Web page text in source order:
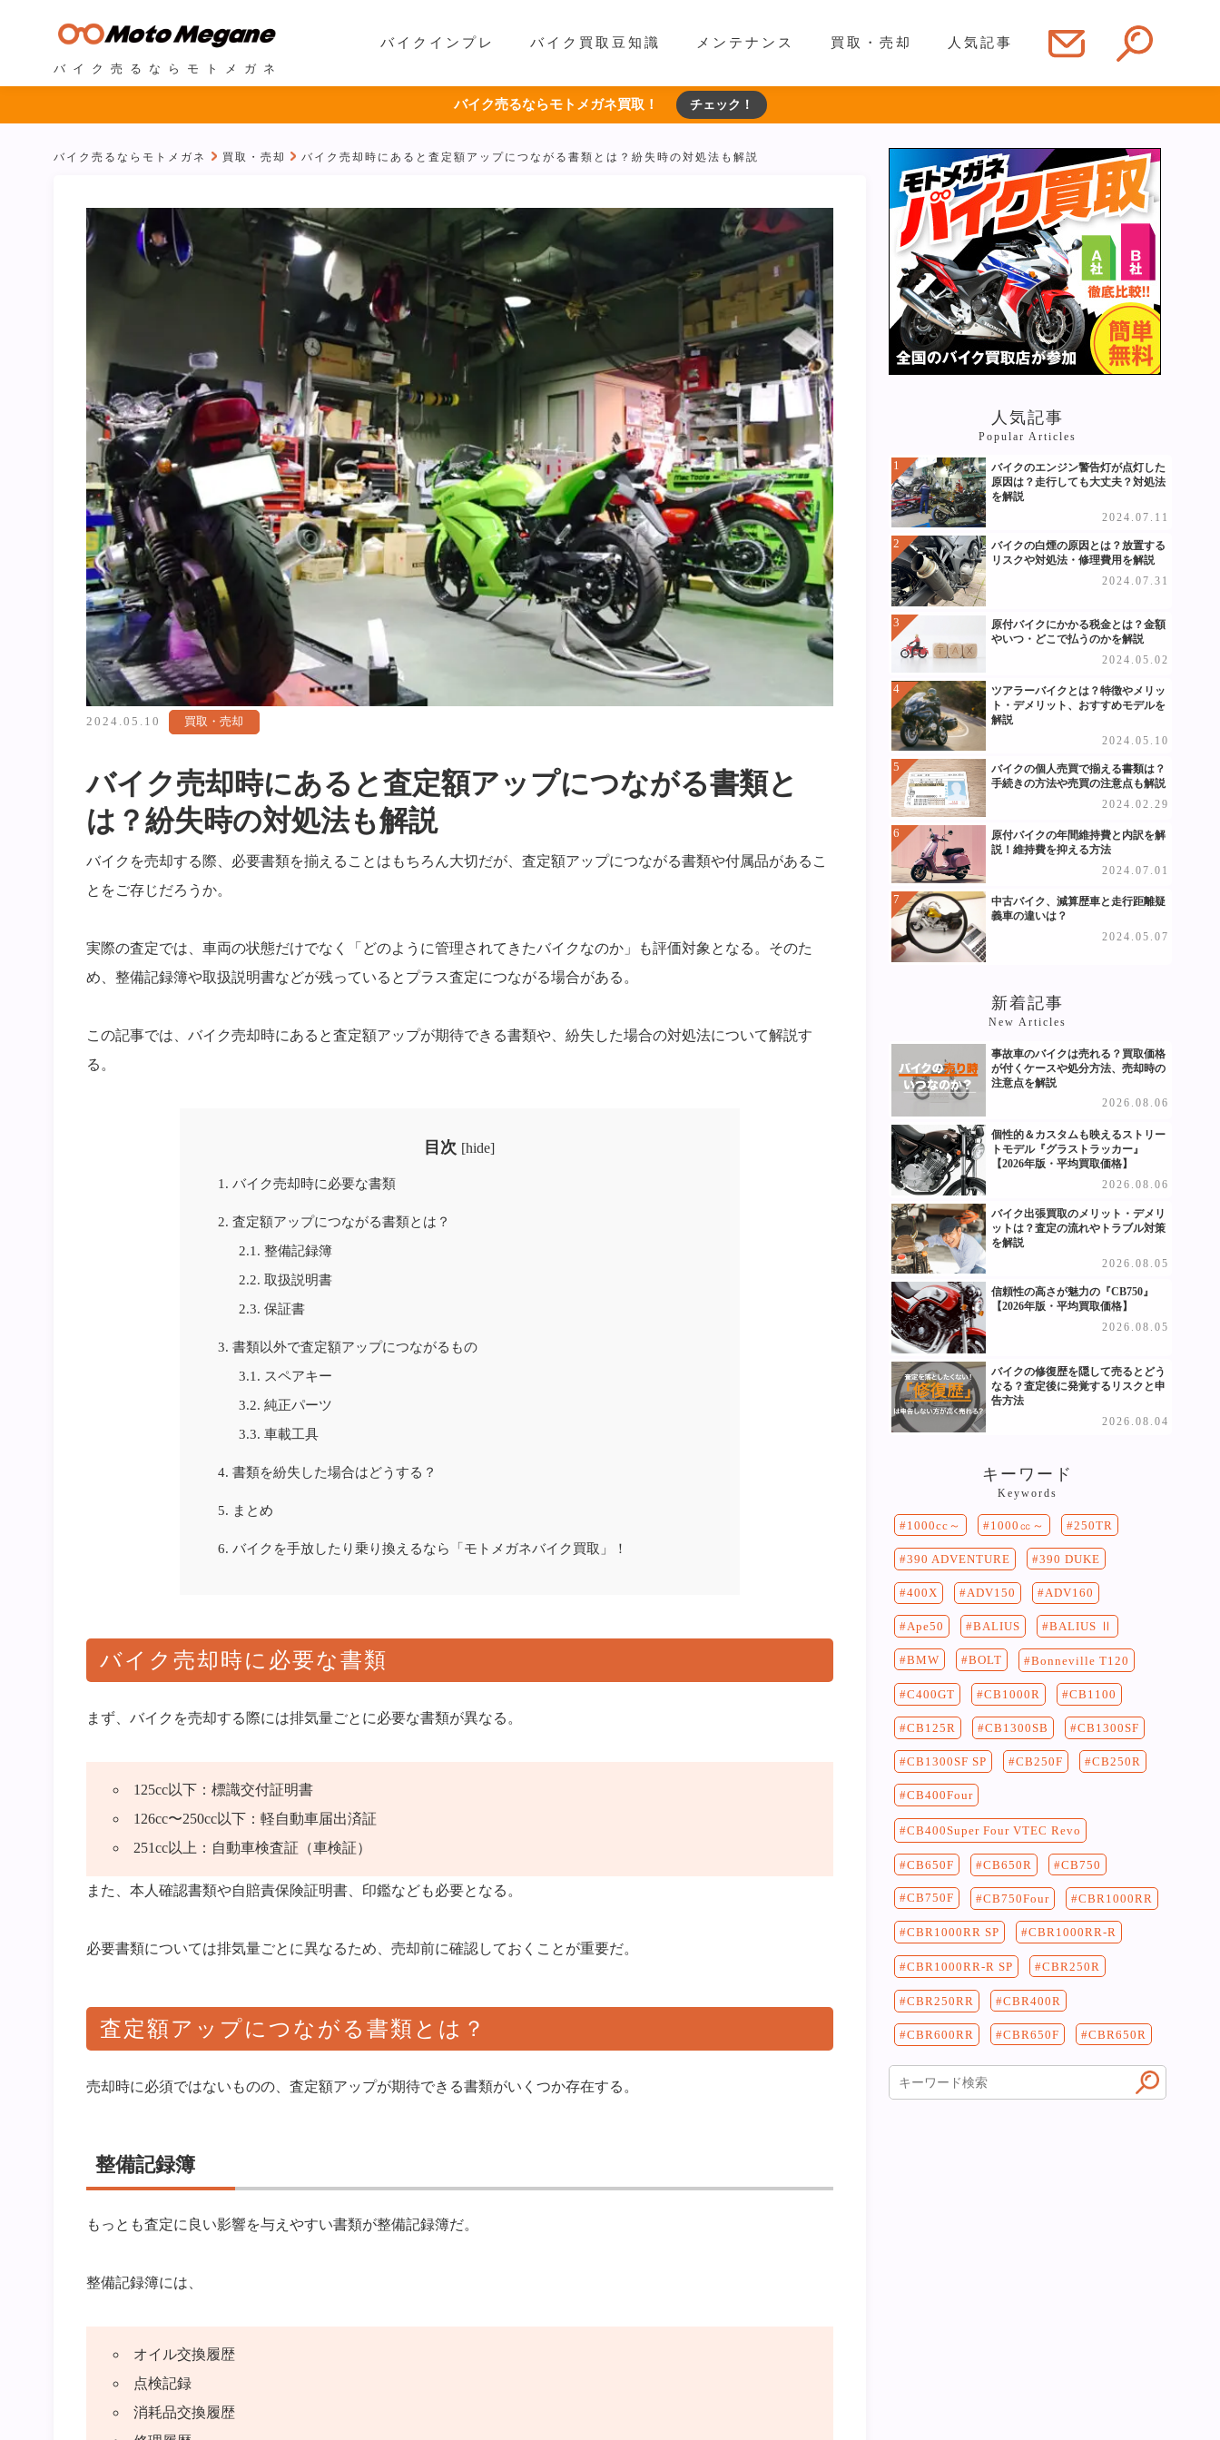
バイク売るならモトメガネ
バイクインプレ バイク買取豆知識 メンテナンス 買取・売却 人気記事
バイク売るならモトメガネ買取！ チェック！
バイク売るならモトメガネ 買取・売却 バイク売却時にあると査定額アップにつながる書類とは？紛失時の対処法も解説
2024.05.10 買取・売却
バイク売却時にあると査定額アップにつながる書類と
は？紛失時の対処法も解説
バイクを売却する際、必要書類を揃えることはもちろん大切だが、査定額アップにつながる書類や付属品があるこ
とをご存じだろうか。
実際の査定では、車両の状態だけでなく「どのように管理されてきたバイクなのか」も評価対象となる。そのた
め、整備記録簿や取扱説明書などが残っているとプラス査定につながる場合がある。
この記事では、バイク売却時にあると査定額アップが期待できる書類や、紛失した場合の対処法について解説す
る。
目次 [hide]
1. バイク売却時に必要な書類
2. 査定額アップにつながる書類とは？
2.1. 整備記録簿
2.2. 取扱説明書
2.3. 保証書
3. 書類以外で査定額アップにつながるもの
3.1. スペアキー
3.2. 純正パーツ
3.3. 車載工具
4. 書類を紛失した場合はどうする？
5. まとめ
6. バイクを手放したり乗り換えるなら「モトメガネバイク買取」！
バイク売却時に必要な書類
まず、バイクを売却する際には排気量ごとに必要な書類が異なる。
125cc以下：標識交付証明書
126cc〜250cc以下：軽自動車届出済証
251cc以上：自動車検査証（車検証）
また、本人確認書類や自賠責保険証明書、印鑑なども必要となる。
必要書類については排気量ごとに異なるため、売却前に確認しておくことが重要だ。
査定額アップにつながる書類とは？
売却時に必須ではないものの、査定額アップが期待できる書類がいくつか存在する。
整備記録簿
もっとも査定に良い影響を与えやすい書類が整備記録簿だ。
整備記録簿には、
オイル交換履歴
点検記録
消耗品交換履歴
人気記事
Popular Articles
バイクのエンジン警告灯が点灯した
原因は？走行しても大丈夫？対処法
を解説
2024.07.11
バイクの白煙の原因とは？放置する
リスクや対処法・修理費用を解説
2024.07.31
原付バイクにかかる税金とは？金額
やいつ・どこで払うのかを解説
2024.05.02
ツアラーバイクとは？特徴やメリッ
ト・デメリット、おすすめモデルを
解説
2024.05.10
バイクの個人売買で揃える書類は？
手続きの方法や売買の注意点も解説
2024.02.29
原付バイクの年間維持費と内訳を解
説！維持費を抑える方法
2024.07.01
中古バイク、減算歴車と走行距離疑
義車の違いは？
2024.05.07
新着記事
New Articles
事故車のバイクは売れる？買取価格
が付くケースや処分方法、売却時の
注意点を解説
2026.08.06
個性的＆カスタムも映えるストリー
トモデル『グラストラッカー』
【2026年版・平均買取価格】
2026.08.06
バイク出張買取のメリット・デメリ
ットは？査定の流れやトラブル対策
を解説
2026.08.05
信頼性の高さが魅力の『CB750』
【2026年版・平均買取価格】
2026.08.05
バイクの修復歴を隠して売るとどう
なる？査定後に発覚するリスクと申
告方法
2026.08.04
キーワード
Keywords
1000cc～ 1000㏄～ 250TR
390 ADVENTURE 390 DUKE
400X ADV150 ADV160
Ape50 BALIUS BALIUS Ⅱ
BMW BOLT Bonneville T120
C400GT CB1000R CB1100
CB125R CB1300SB CB1300SF
CB1300SF SP CB250F CB250R
CB400Four
CB400Super Four VTEC Revo
CB650F CB650R CB750
CB750F CB750Four CBR1000RR
CBR1000RR SP CBR1000RR-R
CBR1000RR-R SP CBR250R
CBR250RR CBR400R
CBR600RR CBR650F CBR650R